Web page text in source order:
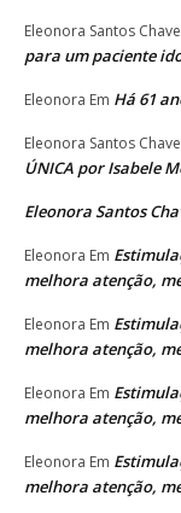
Eleonora Santos
para um paciente
Eleonora Em Há 61
Eleonora Santos
ÚNICA por Isabele
Eleonora Santos
Eleonora Em
melhora atenção,
Eleonora Em
melhora atenção,
Eleonora Em
melhora atenção,
Eleonora Em
melhora atenção,